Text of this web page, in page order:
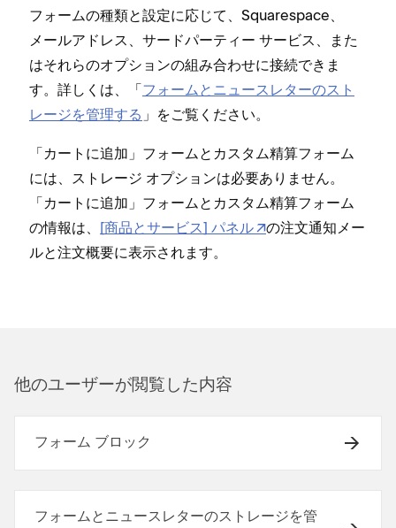
フ⁠ォ⁠ームの種類と設定に応じて⁠、Squarespace⁠、
メ⁠ールアドレス⁠、サ⁠ードパ⁠ーテ⁠ィ⁠ー サ⁠ービス⁠、また
はそれらのオプシ⁠ョンの組み合わせに接続できま
す⁠。詳しくは⁠、「⁠フ⁠ォ⁠ームとニ⁠ュ⁠ースレタ⁠ーのスト
レ⁠ージを管理する ⁠」をご覧ください⁠。
「⁠カ⁠ートに追加⁠」フ⁠ォ⁠ームとカスタム精算フ⁠ォ⁠ーム
には⁠、ストレ⁠ージ オプシ⁠ョンは必要ありません⁠。
「⁠カ⁠ートに追加⁠」フ⁠ォ⁠ームとカスタム精算フ⁠ォ⁠ーム
の情報は⁠、 [⁠商品とサ⁠ービス⁠] パネル
の注文通知メ⁠ー
ルと注文概要に表示されます⁠。
他のユ⁠ーザ⁠ーが閲覧した内容
フォーム ブロック
フォームとニュースレターのストレージを管